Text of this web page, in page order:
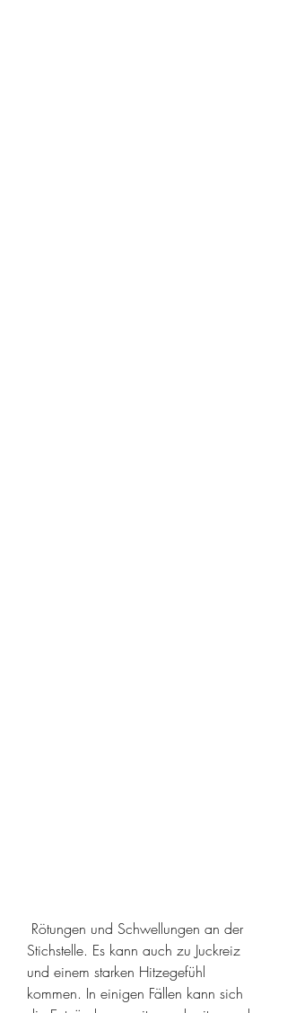
Stichstelle. Es kann auch zu Juckreiz
und einem starken Hitzegefühl
kommen. In einigen Fällen kann sich